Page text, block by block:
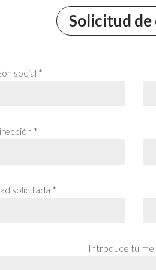
Solicitud
social *
*
solicitada *
Introduce tu